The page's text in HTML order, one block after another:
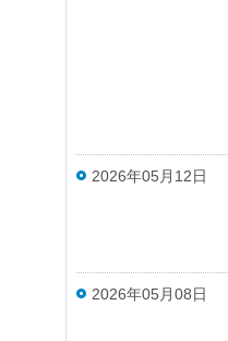
2026年05月12日
2026年05月08日